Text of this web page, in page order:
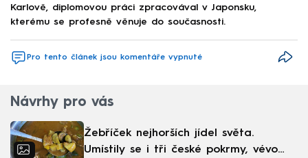
Karlově, diplomovou práci zpracovával v Japonsku,
kterému se profesně věnuje do současnosti.
Pro tento článek jsou komentáře vypnuté
Návrhy pro vás
Žebříček nejhorších jídel světa.
Umístily se i tři české pokrmy, vévodí